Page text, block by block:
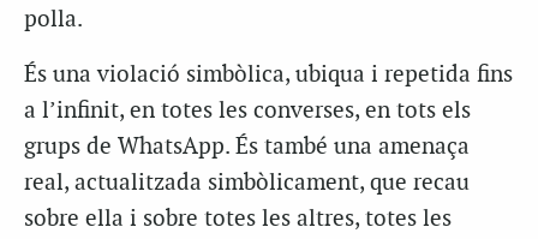
polla.
És una violació simbòlica, ubiqua i repetida fins
a l’infinit, en totes les converses, en tots els
grups de WhatsApp. És també una amenaça
real, actualitzada simbòlicament, que recau
sobre ella i sobre totes les altres, totes les